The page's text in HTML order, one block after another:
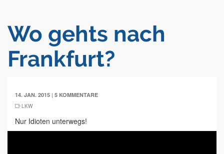
Wo gehts nach
Frankfurt?
14. JAN. 2015 | 5 KOMMENTARE
LKW
Nur Idioten unterwegs!